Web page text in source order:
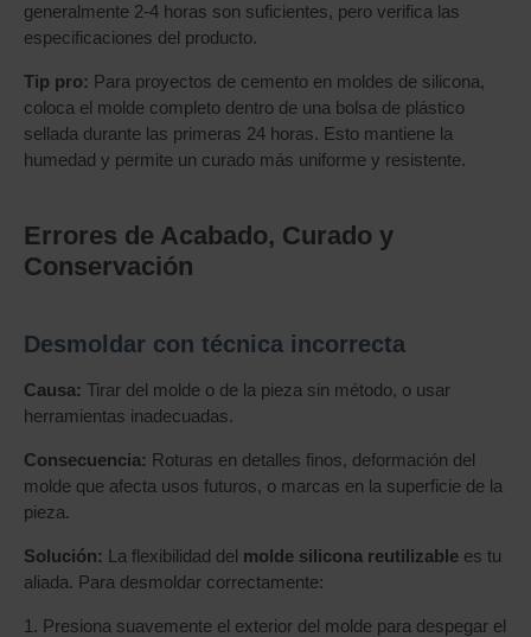
generalmente 2-4 horas son suficientes, pero verifica las
especificaciones del producto.
Tip pro: Para proyectos de cemento en moldes de silicona,
coloca el molde completo dentro de una bolsa de plástico
sellada durante las primeras 24 horas. Esto mantiene la
humedad y permite un curado más uniforme y resistente.
Errores de Acabado, Curado y
Conservación
Desmoldar con técnica incorrecta
Causa: Tirar del molde o de la pieza sin método, o usar
herramientas inadecuadas.
Consecuencia: Roturas en detalles finos, deformación del
molde que afecta usos futuros, o marcas en la superficie de la
pieza.
Solución: La flexibilidad del molde silicona reutilizable es tu
aliada. Para desmoldar correctamente:
1. Presiona suavemente el exterior del molde para despegar el